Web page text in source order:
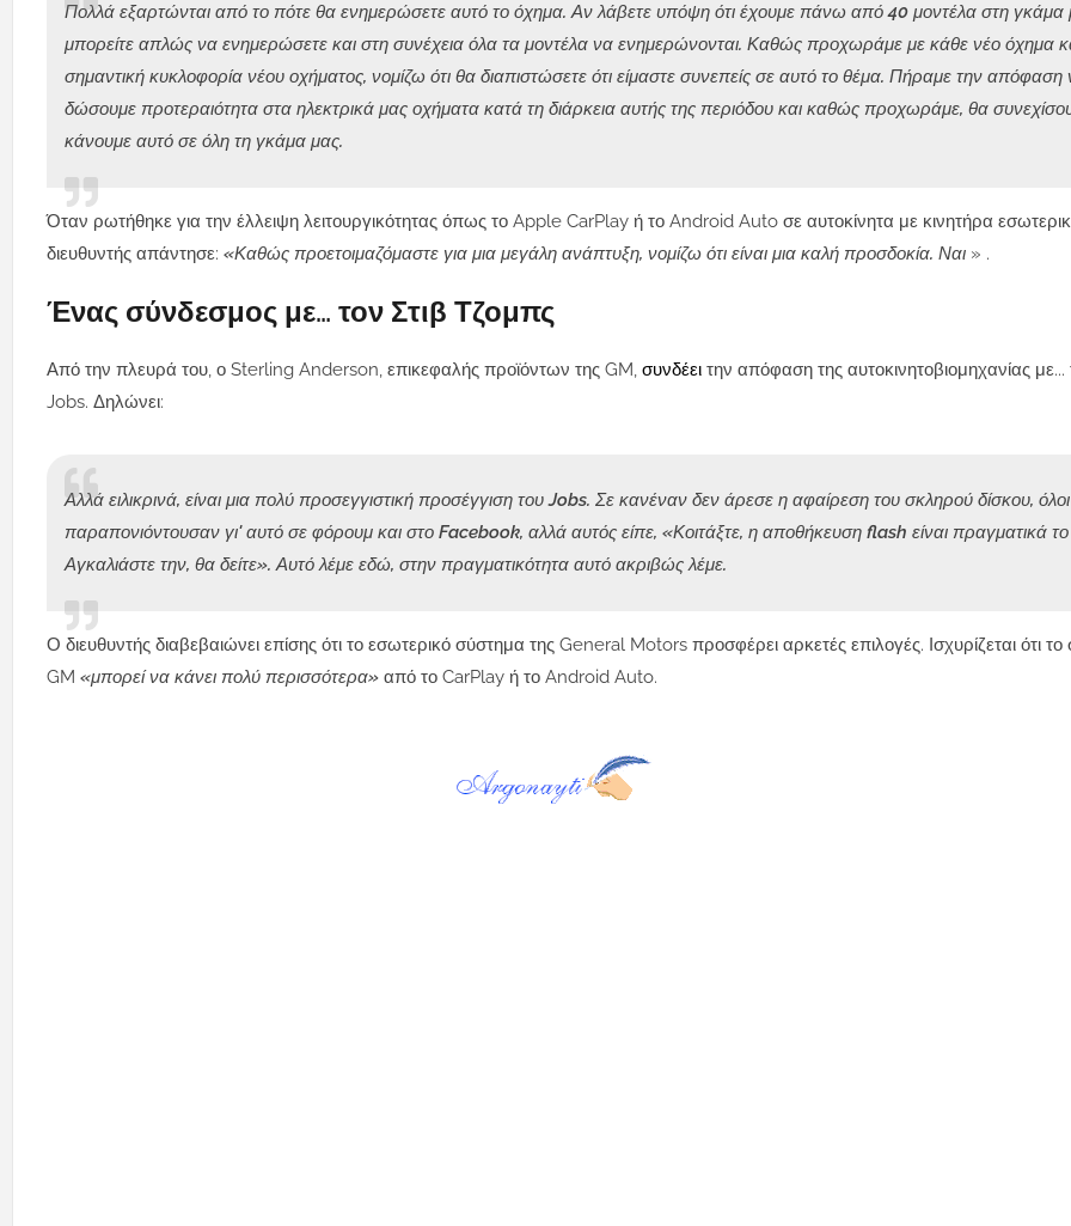
Πολλά εξαρτώνται από το πότε θα ενημερώσετε αυτό το όχημα. Αν λάβετε υπόψη ότι έχουμε πάνω από 40 μοντέλα στη γκάμα
μπορείτε απλώς να ενημερώσετε και στη συνέχεια όλα τα μοντέλα να ενημερώνονται. Καθώς προχωράμε με κάθε νέο όχημα
σημαντική κυκλοφορία νέου οχήματος, νομίζω ότι θα διαπιστώσετε ότι είμαστε συνεπείς σε αυτό το θέμα. Πήραμε την απόφαση
δώσουμε προτεραιότητα στα ηλεκτρικά μας οχήματα κατά τη διάρκεια αυτής της περιόδου και καθώς προχωράμε, θα
κάνουμε αυτό σε όλη τη γκάμα μας.
Όταν ρωτήθηκε για την έλλειψη λειτουργικότητας όπως το Apple CarPlay ή το Android Auto σε αυτοκίνητα με κινητήρα
διευθυντής απάντησε: «Καθώς προετοιμαζόμαστε για μια μεγάλη ανάπτυξη, νομίζω ότι είναι μια καλή προσδοκία. Ναι » .
Ένας σύνδεσμος με… τον Στιβ Τζομπς
Από την πλευρά του, ο Sterling Anderson, επικεφαλής προϊόντων της GM, συνδέει την απόφαση της αυτοκινητοβιομηχανίας
Jobs. Δηλώνει:
Αλλά ειλικρινά, είναι μια πολύ προσεγγιστική προσέγγιση του Jobs. Σε κανέναν δεν άρεσε η αφαίρεση του σκληρού δίσκου, όλοι
παραπονιόντουσαν γι' αυτό σε φόρουμ και στο Facebook, αλλά αυτός είπε, «Κοιτάξτε, η αποθήκευση flash είναι πραγματικά το
Αγκαλιάστε την, θα δείτε». Αυτό λέμε εδώ, στην πραγματικότητα αυτό ακριβώς λέμε.
Ο διευθυντής διαβεβαιώνει επίσης ότι το εσωτερικό σύστημα της General Motors προσφέρει αρκετές επιλογές. Ισχυρίζεται ότι
GM «μπορεί να κάνει πολύ περισσότερα» από το CarPlay ή το Android Auto.